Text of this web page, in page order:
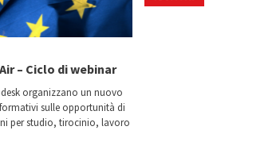
– Ciclo di webinar
organizzano un nuovo
sulle opportunità di
per studio, tirocinio, lavoro